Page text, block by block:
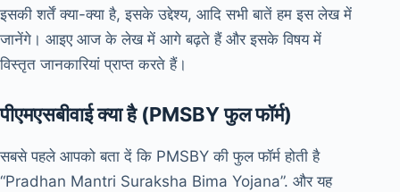
इसकी शर्तें क्या-क्या है, इसके उद्देश्य, आदि सभी बातें हम इस लेख में
जानेंगे। आइए आज के लेख में आगे बढ़ते हैं और इसके विषय में
विस्तृत जानकारियां प्राप्त करते हैं।
पीएमएसबीवाई क्या है (PMSBY फुल फॉर्म)
सबसे पहले आपको बता दें कि PMSBY की फुल फॉर्म होती है
“Pradhan Mantri Suraksha Bima Yojana”. और यह